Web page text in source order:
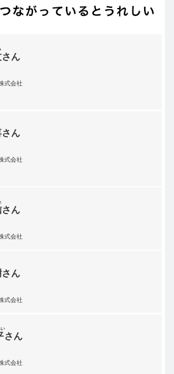
さん
式会社
さん
式会社
さん
式会社
さん
式会社
さん
式会社